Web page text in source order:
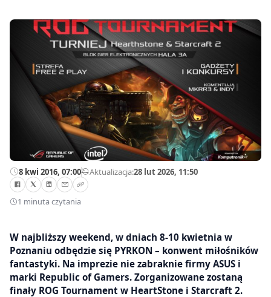
8 kwi 2016, 07:00—Aktualizacja:28 lut 2026, 11:50
1 minuta czytania
W najbliższy weekend, w dniach 8-10 kwietnia w
Poznaniu odbędzie się PYRKON – konwent miłośników
fantastyki. Na imprezie nie zabraknie firmy ASUS i
marki Republic of Gamers. Zorganizowane zostaną
finały ROG Tournament w HeartStone i Starcraft 2.